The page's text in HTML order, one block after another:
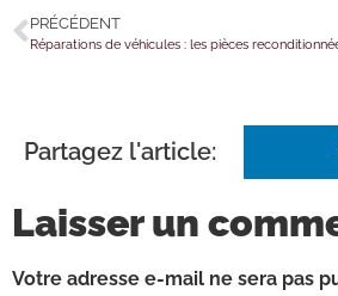
PRÉCÉDENT
Partagez l'article:
Laisser un
Votre adresse e-mail ne sera pas